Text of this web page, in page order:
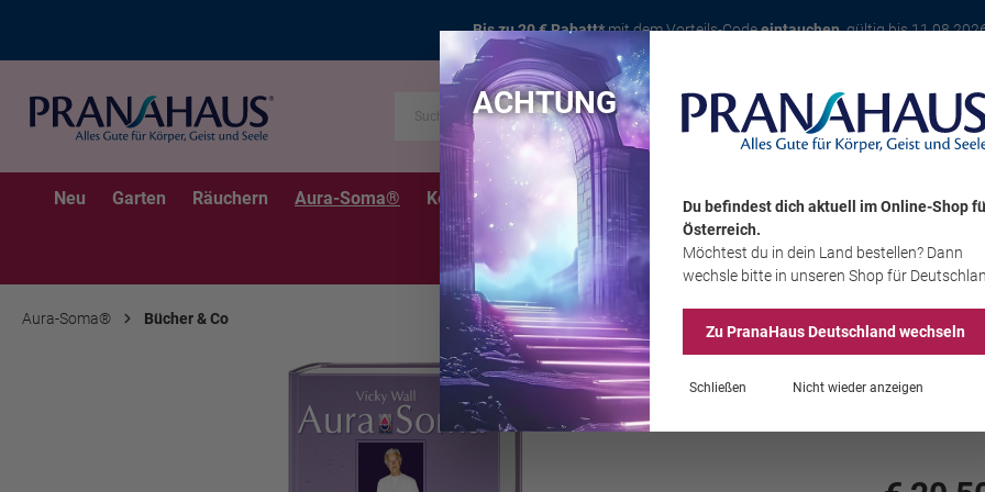
Bis zu 20 € Rabatt*mit dem Vorteils-Codeeintauchen, gültig bis
Karte
Neu Garten Räuchern Aura-Soma® Kerzen Schmuck Edelsteine Wohnambiente
Sale
Aura-Soma® Bücher & Co
ACHTUNG
Du befindest dich aktuell im Online-Shop
Österreich.
Möchtest du in dein Land bestellen? Dann
wechsle bitte in unseren Shop für
Zu PranaHausDeutschland wechseln
Schließen Nicht wieder anzeigen